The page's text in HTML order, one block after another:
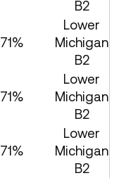
B2
71%
Lower
Michigan
B2
71%
Lower
Michigan
B2
71%
Lower
Michigan
B2